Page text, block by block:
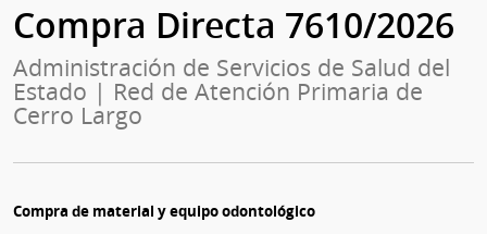
Compra Directa 7610/2026
Administración de Servicios de Salud del
Estado | Red de Atención Primaria de
Cerro Largo
Compra de material y equipo odontológico